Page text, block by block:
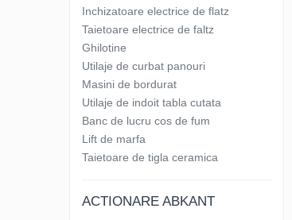
Clesti inchidere in streasina
Clesti jgheaburi si burlane
Clesti blocatori
Inchizatoare electrice de flatz
Taietoare electrice de faltz
Ghilotine
Utilaje de curbat panouri
Masini de bordurat
Utilaje de indoit tabla cutata
Banc de lucru cos de fum
Lift de marfa
Taietoare de tigla ceramica
ACTIONARE ABKANT